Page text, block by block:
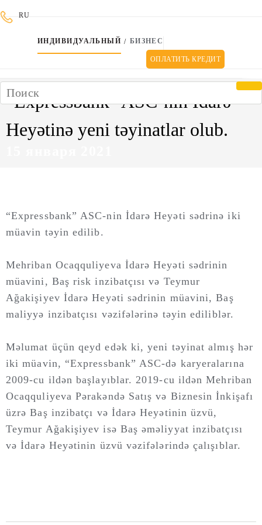
RU
ИНДИВИДУАЛЬНЫЙ / БИЗНЕС
ОПЛАТИТЬ КРЕДИТ
“Expressbank” ASC-nin İdarə
Heyətinə yeni təyinatlar olub.
“Expressbank” ASC-nin İdarə Heyəti sədrinə iki
müavin təyin edilib.
Mehriban Ocaqquliyeva İdаrə Heyəti sədrinin
müаvini, Baş risk inzibatçısı və Teymur
Ağakişiyev İdаrə Heyəti sədrinin müаvini, Baş
maliyyə inzibatçısı vəzifələrinə təyin ediliblər.
Məlumat üçün qeyd edək ki, yeni təyinat almış hər
iki müavin, “Expressbank” ASC-də karyeralarına
2009-cu ildən başlayıblar. 2019-cu ildən Mehriban
Ocaqquliyeva Pərakəndə Satış və Biznesin İnkişafı
üzrə Baş inzibatçı və İdarə Heyətinin üzvü,
Teymur Ağakişiyev isə Baş əməliyyat inzibatçısı
və İdarə Heyətinin üzvü vəzifələrində çalışıblar.